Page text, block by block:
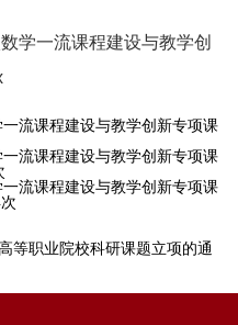
学一流课程建设与教学创
流课程建设与教学创新专项课
流课程建设与教学创新专项课
流课程建设与教学创新专项课
次
等职业院校科研课题立项的通